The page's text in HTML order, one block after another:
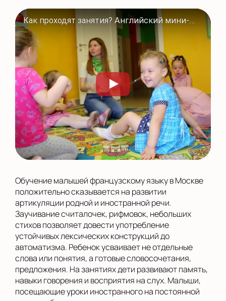
Как проходят занятия? Английский мини-сад в Полиглотиках
Обучение малышей французскому языку в Москве
положительно сказывается на развитии
артикуляции родной и иностранной речи.
Заучивание считалочек, рифмовок, небольших
стихов позволяет довести употребление
устойчивых лексических конструкций до
автоматизма. Ребенок усваивает не отдельные
слова или понятия, а готовые словосочетания,
предложения. На занятиях дети развивают память,
навыки говорения и восприятия на слух. Малыши,
посещающие уроки иностранного на постоянной